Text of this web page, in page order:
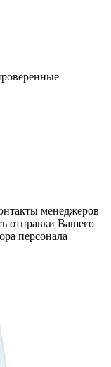
менеджеров
отправки Вашего
персонала